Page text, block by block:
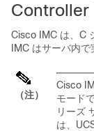
Controller
Cisco IMC は、C
IMC はサーバ内で
（注）
Cisco
モード
リーズ
は、